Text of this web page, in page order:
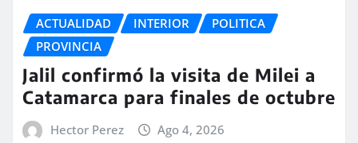
ACTUALIDAD INTERIOR
POLITICA
PROVINCIA
Jalil confirmó la visita de Milei a
Catamarca para finales de octubre
Hector Perez Ago 4, 2026